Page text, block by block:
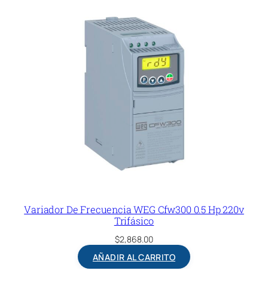
Variador De Frecuencia WEG Cfw300 0.5 Hp 220v
Trifásico
$2,868.00
AÑADIR AL CARRITO